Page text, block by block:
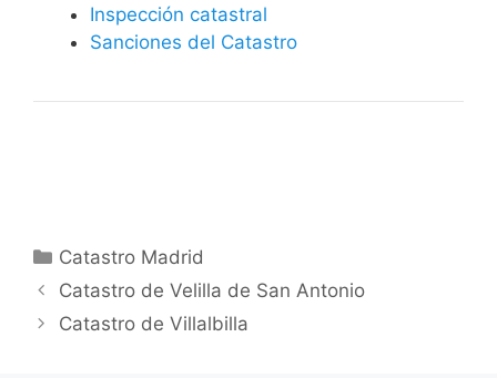
Inspección catastral
Sanciones del Catastro
Categorías
Catastro Madrid
Catastro de Velilla de San Antonio
Catastro de Villalbilla